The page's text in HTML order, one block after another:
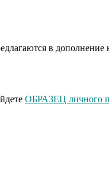
в дополнение
ОБРАЗЕЦ личного